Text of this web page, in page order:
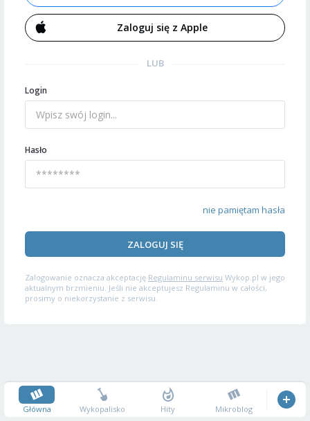
Zaloguj się z Apple
LUB
Login
Hasło
nie pamiętam hasła
ZALOGUJ SIĘ
Zalogowanie oznacza akceptację Regulaminu serwisu Wykop.pl w jego
aktualnym brzmieniu. Jeśli nie akceptujesz Regulaminu w całości,
prosimy o niekorzystanie z serwisu.
Główna Wykopalisko Hity Mikroblog